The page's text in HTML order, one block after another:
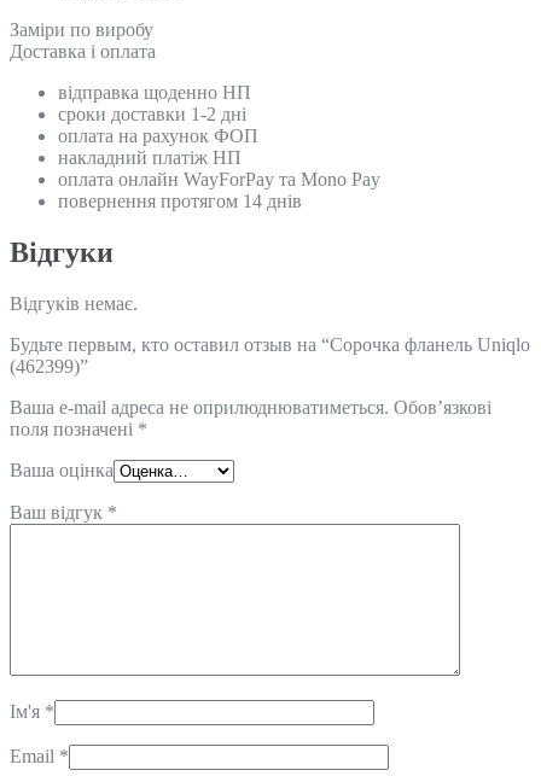
Замiри по виробу
Доставка і оплата
відправка щоденно НП
сроки доставки 1-2 дні
оплата на рахунок ФОП
накладний платіж НП
оплата онлайн WayForPay та Mono Pay
повернення протягом 14 днів
Відгуки
Відгуків немає.
Будьте первым, кто оставил отзыв на “Сорочка фланель Uniqlo
(462399)”
Ваша e-mail адреса не оприлюднюватиметься. Обов’язкові
поля позначені *
Ваша оцінка
Ваш відгук *
Ім'я *
Email *